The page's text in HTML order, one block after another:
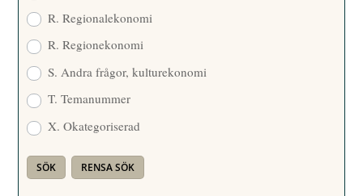
R. Regionalekonomi
R. Regionekonomi
S. Andra frågor, kulturekonomi
T. Temanummer
X. Okategoriserad